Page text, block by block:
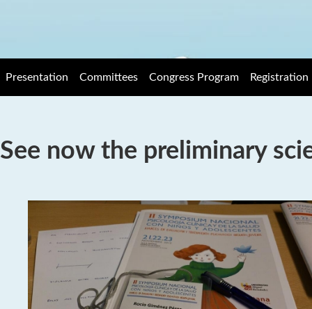
Presentation Committees Congress Program Registration
See now the preliminary